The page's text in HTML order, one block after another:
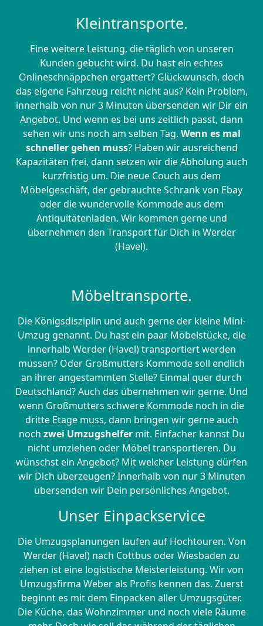
Kleintransporte.
Eine weitere Leistung, die täglich von unseren
Kunden gebucht wird. Du hast ein echtes
Onlineschnäppchen ergattert? Glückwunsch, doch
das eigene Fahrzeug reicht nicht aus? Kein Problem,
innerhalb von nur 3 Minuten übersenden wir Dir ein
Angebot. Und wenn es bei uns zeitlich passt, dann
sehen wir uns noch am selben Tag. Wenn es mal
schneller gehen muss? Haben wir ausreichend
Kapazitäten frei, dann setzen wir die Abholung auch
kurzfristig um. Die neue Couch aus dem
Möbelgeschäft, der gebrauchte Schrank von Ebay
oder die wundervolle Kommode aus dem
Antiquitätenladen. Wir kommen gerne und
übernehmen den Transport für Dich in Werder
(Havel).
Möbeltransporte.
Die Königsdisziplin und auch gerne der kleine Mini-
Umzug genannt. Du hast ein paar Möbelstücke, die
innerhalb Werder (Havel) transportiert werden
müssen? Oder Großmutters Kommode soll endlich
an ihrer angestammten Stelle? Einmal quer durch
Deutschland? Auch das übernehmen wir gerne. Und
wenn Großmutters schwere Kommode noch in die
dritte Etage muss, dann bringen wir gerne auch
noch zwei Umzugshelfermit. Einfacher kannst Du
nicht umziehen oder Möbel transportieren. Du
wünschst ein Angebot? Mit welcher Leistung dürfen
wir Dich überzeugen? Innerhalb von nur 3 Minuten
übersenden wir Dein persönliches Angebot.
Unser Einpackservice
Die Umzugsplanungen laufen auf Hochtouren. Von
Werder (Havel) nach Cottbus oder Wiesbaden zu
ziehen ist eine logistische Meisterleistung. Wir von
Umzugsfirma Weber als Profis kennen das. Zuerst
beginnt es mit dem Einpacken aller Umzugsgüter.
Die Küche, das Wohnzimmer und noch viele Räume